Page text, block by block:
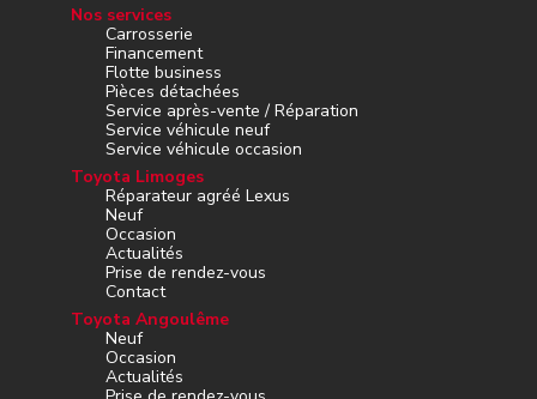
Nos services
Carrosserie
Financement
Flotte business
Pièces détachées
Service après-vente / Réparation
Service véhicule neuf
Service véhicule occasion
Toyota Limoges
Réparateur agréé Lexus
Neuf
Occasion
Actualités
Prise de rendez-vous
Contact
Toyota Angoulême
Neuf
Occasion
Actualités